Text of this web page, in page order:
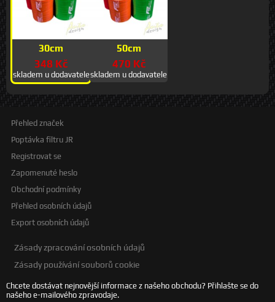
30cm
348 Kč
skladem u dodavatele
50cm
470 Kč
skladem u dodavatele
Přehled značek
Poptávka filtru JR
Registrovat se
Zapomenuté heslo
Obchodní podmínky
Přehled osobních údajů
Export osobních údajů
Zásady zpracování osobních údajů
Zásady používání souborů cookie
Chcete dostávat nejnovější informace z našeho obchodu? Přihlašte se do
našeho e-mailového zpravodaje.